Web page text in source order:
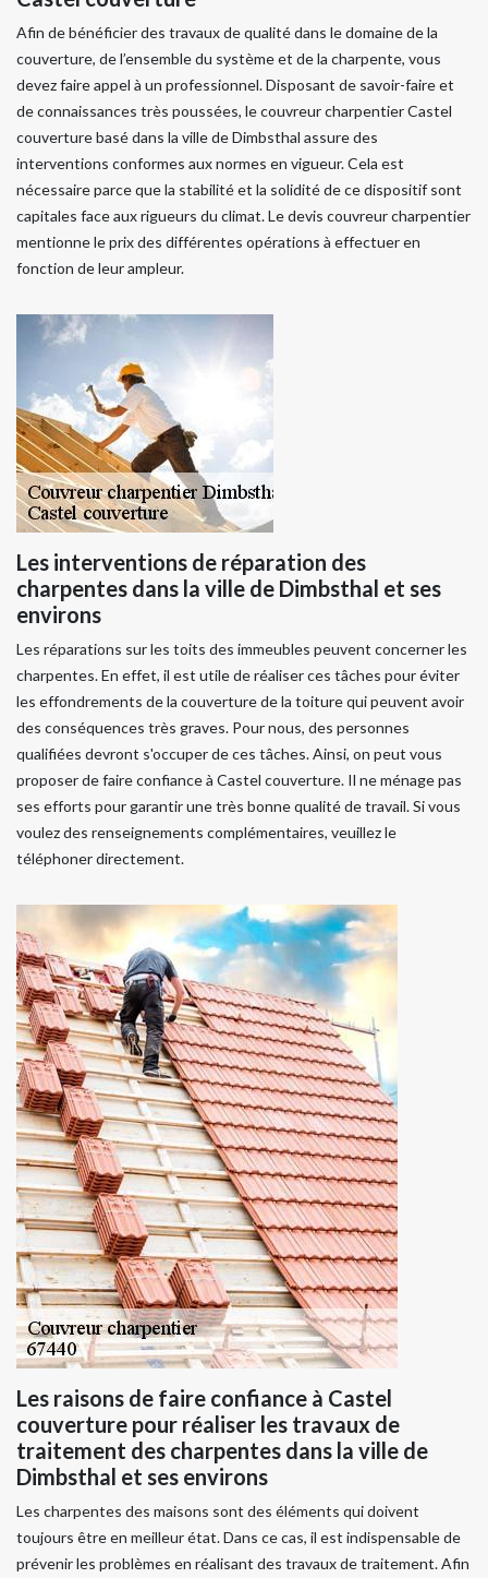
Afin de bénéficier des travaux de qualité dans le domaine de la
couverture, de l’ensemble du système et de la charpente, vous
devez faire appel à un professionnel. Disposant de savoir-faire et
de connaissances très poussées, le couvreur charpentier Castel
couverture basé dans la ville de Dimbsthal assure des
interventions conformes aux normes en vigueur. Cela est
nécessaire parce que la stabilité et la solidité de ce dispositif sont
capitales face aux rigueurs du climat. Le devis couvreur charpentier
mentionne le prix des différentes opérations à effectuer en
fonction de leur ampleur.
Les interventions de réparation des
charpentes dans la ville de Dimbsthal et ses
environs
Les réparations sur les toits des immeubles peuvent concerner les
charpentes. En effet, il est utile de réaliser ces tâches pour éviter
les effondrements de la couverture de la toiture qui peuvent avoir
des conséquences très graves. Pour nous, des personnes
qualifiées devront s'occuper de ces tâches. Ainsi, on peut vous
proposer de faire confiance à Castel couverture. Il ne ménage pas
ses efforts pour garantir une très bonne qualité de travail. Si vous
voulez des renseignements complémentaires, veuillez le
téléphoner directement.
Les raisons de faire confiance à Castel
couverture pour réaliser les travaux de
traitement des charpentes dans la ville de
Dimbsthal et ses environs
Les charpentes des maisons sont des éléments qui doivent
toujours être en meilleur état. Dans ce cas, il est indispensable de
prévenir les problèmes en réalisant des travaux de traitement. Afin